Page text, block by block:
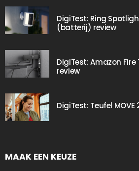
DigiTest: Ring
(batterij) review
DigiTest: Amazon Fire
review
DigiTest: Teufel MOVE
MAAK EEN KEUZE